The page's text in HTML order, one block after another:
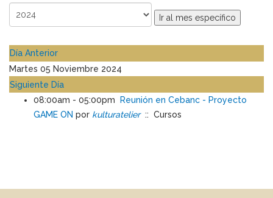
Ir al mes específico
Día Anterior
Martes 05 Noviembre 2024
Siguiente Día
08:00am - 05:00pm
Reunión en Cebanc - Proyecto
GAME ON por kulturatelier:: Cursos